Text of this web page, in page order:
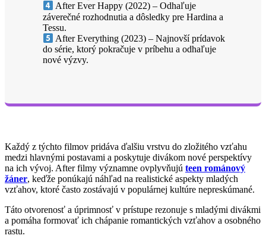
After Ever Happy (2022) – Odhaľuje
záverečné rozhodnutia a dôsledky pre Hardina a
Tessu.
After Everything (2023) – Najnovší prídavok
do série, ktorý pokračuje v príbehu a odhaľuje
nové výzvy.
Každý z týchto filmov pridáva ďalšiu vrstvu do zložitého vzťahu
medzi hlavnými postavami a poskytuje divákom nové perspektívy
na ich vývoj. After filmy významne ovplyvňujú teen románový
žáner, keďže ponúkajú náhľad na realistické aspekty mladých
vzťahov, ktoré často zostávajú v populárnej kultúre nepreskúmané.
Táto otvorenosť a úprimnosť v prístupe rezonuje s mladými divákmi
a pomáha formovať ich chápanie romantických vzťahov a osobného
rastu.